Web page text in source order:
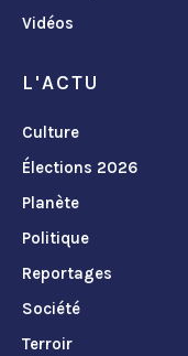
Vidéos
L'ACTU
Culture
Élections 2026
Planète
Politique
Reportages
Société
Terroir